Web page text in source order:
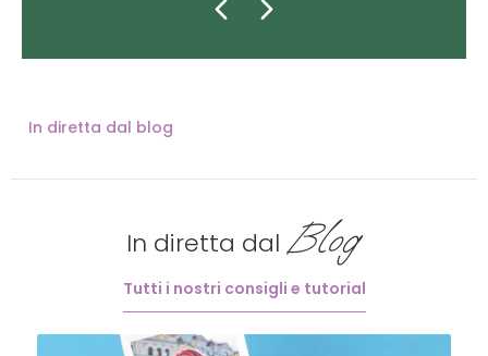
In diretta dal blog
In diretta dal Blog
Tutti i nostri consigli e tutorial